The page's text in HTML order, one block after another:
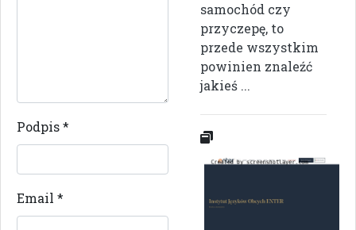
Podpis*
Email *
samochód czy
przyczepę, to
przede wszystkim
powinien znaleźć
jakieś ...